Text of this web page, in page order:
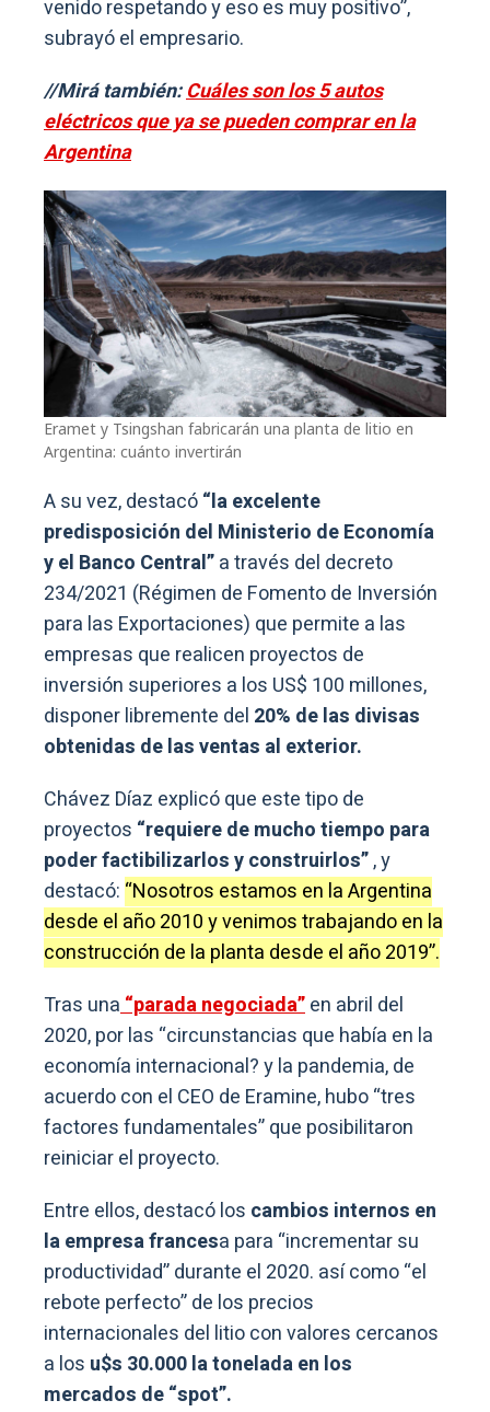
venido respetando y eso es muy positivo”,
subrayó el empresario.
//Mirá también:Cuáles son los 5 autos
eléctricos que ya se pueden comprar en la
Argentina
Eramet y Tsingshan fabricarán una planta de litio en
Argentina: cuánto invertirán
A su vez, destacó“la excelente
predisposición del Ministerio de Economía
y el Banco Central”a través del decreto
234/2021 (Régimen de Fomento de Inversión
para las Exportaciones) que permite a las
empresas que realicen proyectos de
inversión superiores a los US$ 100 millones,
disponer libremente del 20% de las divisas
obtenidas de las ventas al exterior.
Chávez Díaz explicó que este tipo de
proyectos “requiere de mucho tiempo para
poder factibilizarlos y construirlos”, y
destacó: “Nosotros estamos en la Argentina
desde el año 2010 y venimos trabajando en la
construcción de la planta desde el año 2019”.
Tras una“parada negociada”en abril del
2020, por las “circunstancias que había en la
economía internacional? y la pandemia, de
acuerdo con el CEO de Eramine, hubo “tres
factores fundamentales” que posibilitaron
reiniciar el proyecto.
Entre ellos, destacó los cambios internos en
la empresa francesa para “incrementar su
productividad” durante el 2020. así como “el
rebote perfecto” de los precios
internacionales del litio con valores cercanos
a los u$s 30.000 la tonelada en los
mercados de “spot”.